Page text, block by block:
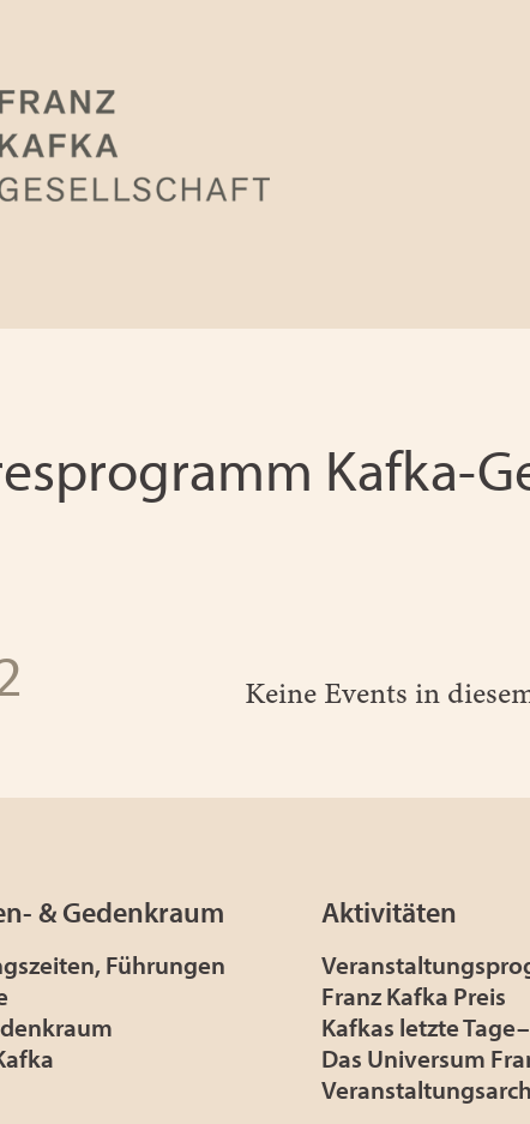
Kafka-
Keine Events in
& Gedenkraum
Führungen
Aktivitäten
Franz Kafka Preis
Kafkas letzte
Das Universum